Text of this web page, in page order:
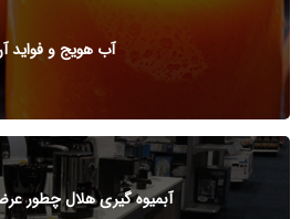
آب هویج و فواید
آبمیوه گیری هلال چطور